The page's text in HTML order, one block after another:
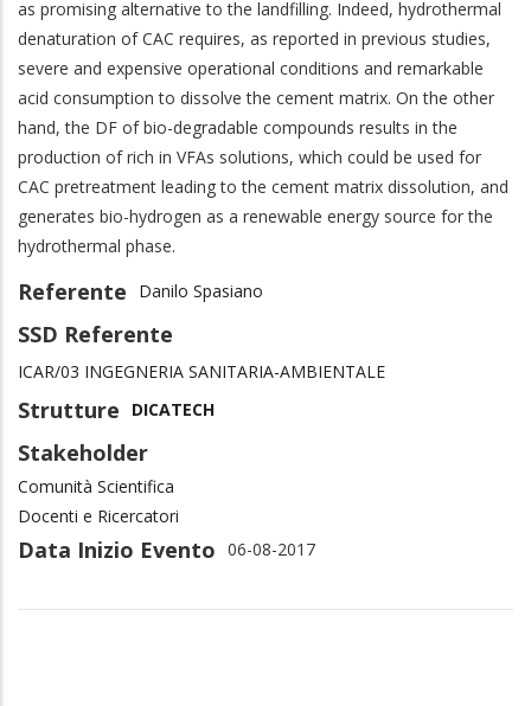
as promising alternative to the landfilling. Indeed, hydrothermal
denaturation of CAC requires, as reported in previous studies,
severe and expensive operational conditions and remarkable
acid consumption to dissolve the cement matrix. On the other
hand, the DF of bio-degradable compounds results in the
production of rich in VFAs solutions, which could be used for
CAC pretreatment leading to the cement matrix dissolution, and
generates bio-hydrogen as a renewable energy source for the
hydrothermal phase.
Referente Danilo Spasiano
SSD Referente
ICAR/03 INGEGNERIA SANITARIA-AMBIENTALE
Strutture DICATECH
Stakeholder
Comunità Scientifica
Docenti e Ricercatori
Data Inizio Evento 06-08-2017